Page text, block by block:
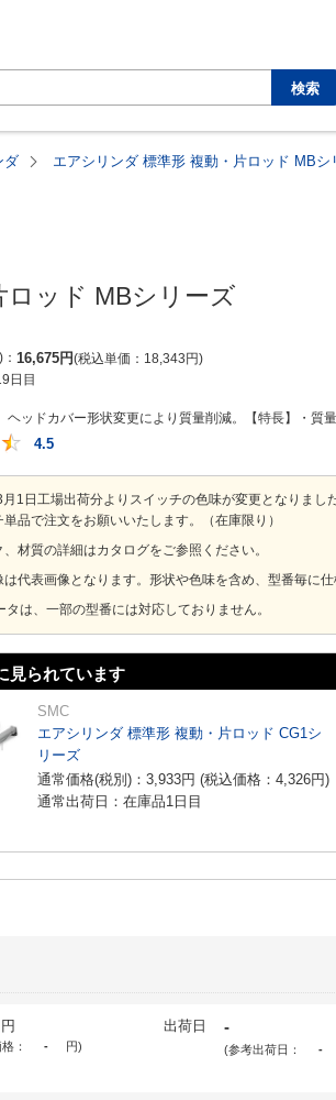
検索
ダ エアシリンダ 標準形 複動・片ロッド MBシ
ッド MBシリーズ
16,675円 税込単価 18,343円
日目
ヘッドカバー形状変更により質量削減。【特長】・質
4.5
1日工場出荷分よりスイッチの色味が変更となりま
単品で注文をお願いいたします。（在庫限り）
、材質の詳細はカタログをご参照ください。
は代表画像となります。形状や色味を含め、型番毎に仕
タは、一部の型番には対応しておりません。
見られています
SMC
エアシリンダ 標準形 複動・片ロッド CG1シ
リーズ
通常価格(税別)： 3,933円 (税込価格： 4,326円)
通常出荷日：在庫品1日目
円
： - 円)
出荷日 -
(参考出荷日： -